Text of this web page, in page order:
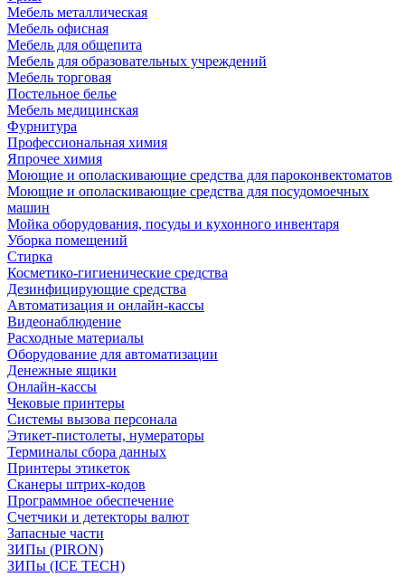
Мебель металлическая
Мебель офисная
Мебель для общепита
Мебель для образовательных учреждений
Мебель торговая
Постельное белье
Мебель медицинская
Фурнитура
Профессиональная химия
Япрочее химия
Моющие и ополаскивающие средства для пароконвектоматов
Моющие и ополаскивающие средства для посудомоечных
машин
Мойка оборудования, посуды и кухонного инвентаря
Уборка помещений
Стирка
Косметико-гигиенические средства
Дезинфицирующие средства
Автоматизация и онлайн-кассы
Видеонаблюдение
Расходные материалы
Оборудование для автоматизации
Денежные ящики
Онлайн-кассы
Чековые принтеры
Системы вызова персонала
Этикет-пистолеты, нумераторы
Терминалы сбора данных
Принтеры этикеток
Сканеры штрих-кодов
Программное обеспечение
Счетчики и детекторы валют
Запасные части
ЗИПы (PIRON)
ЗИПы (ICE TECH)